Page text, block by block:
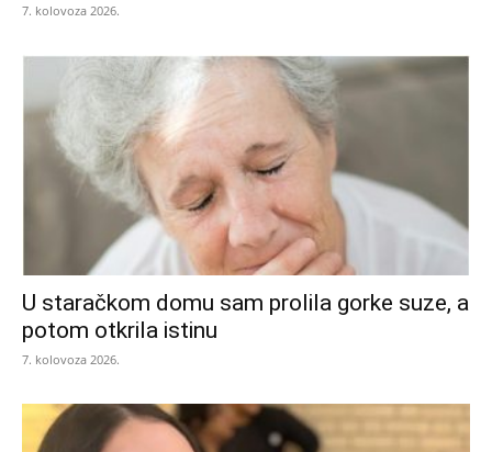
7. kolovoza 2026.
U staračkom domu sam prolila gorke suze, a
potom otkrila istinu
7. kolovoza 2026.